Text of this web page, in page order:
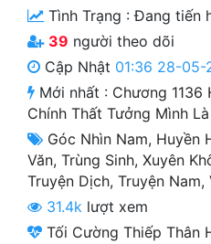
Cổ Tiên Hiệp
Cổ Đại
Du Hí
Dã Sử
Dị Giới
Dị Năng
Tình Trạng :Đang tiến
39 người theo dõi
Cập Nhật 01:36 28-05-
Mới nhất : Chương 1136
Chính Thất Tưởng Mình
Góc Nhìn Nam, Huyền
Văn, Trùng Sinh, Xuyên
Truyện Dịch, Truyện Nam,
31.4k lượt xem
Tối Cường Thiếp Thân